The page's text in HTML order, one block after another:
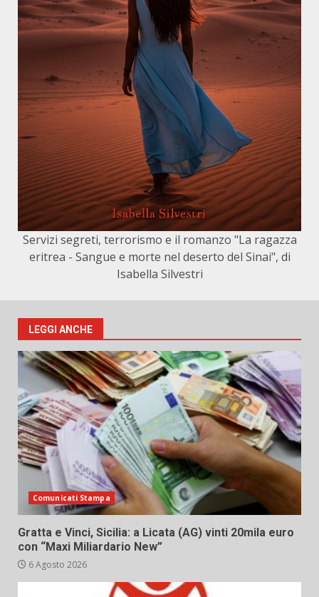
Servizi segreti, terrorismo e il romanzo "La ragazza
eritrea - Sangue e morte nel deserto del Sinai", di
Isabella Silvestri
LEGGI ANCHE
Comunicati Stampa
Gratta e Vinci, Sicilia: a Licata (AG) vinti 20mila euro
con “Maxi Miliardario New”
6 Agosto 2026